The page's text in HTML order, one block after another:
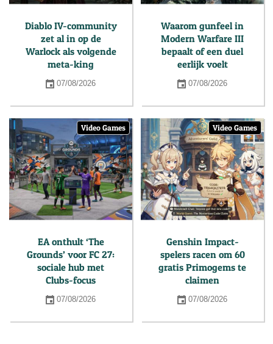
Diablo IV-community
zet al in op de
Warlock als volgende
meta-king
07/08/2026
Waarom gunfeel in
Modern Warfare III
bepaalt of een duel
eerlijk voelt
07/08/2026
Video Games
EA onthult ‘The
Grounds’ voor FC 27:
sociale hub met
Clubs-focus
07/08/2026
Video Games
Genshin Impact-
spelers racen om 60
gratis Primogems te
claimen
07/08/2026